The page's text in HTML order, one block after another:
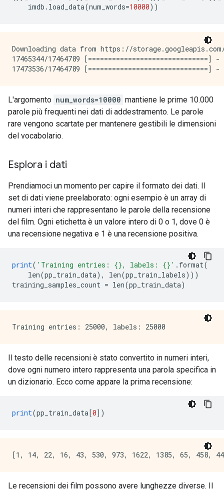
imdb . load_data(num_words=10000))
Downloading data from https://
17465344/17464789
L'argomento num_words=10000 mantiene le prime 10.000
parole più frequenti nei dati di addestramento. Le parole
rare vengono scartate per mantenere gestibili le dimensioni
del vocabolario.
Esplora i dati
Prendiamoci un momento per capire il formato dei dati. Il
set di dati viene preelaborato: ogni esempio è un array di
numeri interi che rappresentano le parole della recensione
del film. Ogni etichetta è un valore intero di 0 o 1, dove 0 è
una recensione negativa e 1 è una recensione positiva.
print( 'Training entries: {}, labels: {}' . format(
len(pp_train_data), len(pp_train_labels)))
training_samples_count = len(pp_train_data)
Il testo delle recensioni è stato convertito in numeri interi,
dove ogni numero intero rappresenta una parola specifica in
un dizionario. Ecco come appare la prima recensione:
print(pp_train_data[0])
Le recensioni dei film possono avere lunghezze diverse. Il